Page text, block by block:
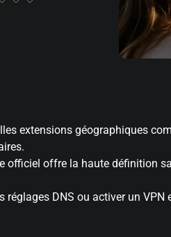
extensions géographiques
officiel offre la haute définition
réglages DNS ou activer un VPN